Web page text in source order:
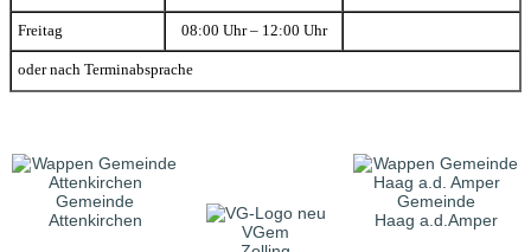
Freitag 08:00 Uhr – 12:00 Uhr
oder nach Terminabsprache
Gemeinde
Attenkirchen
VGem
Gemeinde
Haag a.d.Amper